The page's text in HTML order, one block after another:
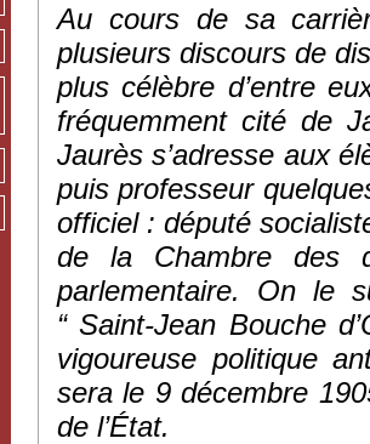
Au cours de sa
plusieurs discours de
plus célèbre d’entre
fréquemment cité de
Jaurès s’adresse aux
puis professeur
officiel : député
de la Chambre des
parlementaire. On le
“ Saint-Jean Bouche
vigoureuse politique
sera le 9 décembre
de l’État.